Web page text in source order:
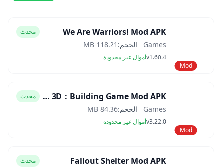
Mod
We Are Warriors! Mod APK محدث
Games الحجم: 118.21 MB
v1.60.4أموال غير محدودة
Mod
Block Craft 3D：Building Game Mod APK محدث
Games الحجم:84.36 MB
v3.22.0أموال غير محدودة
Fallout Shelter Mod APK محدث